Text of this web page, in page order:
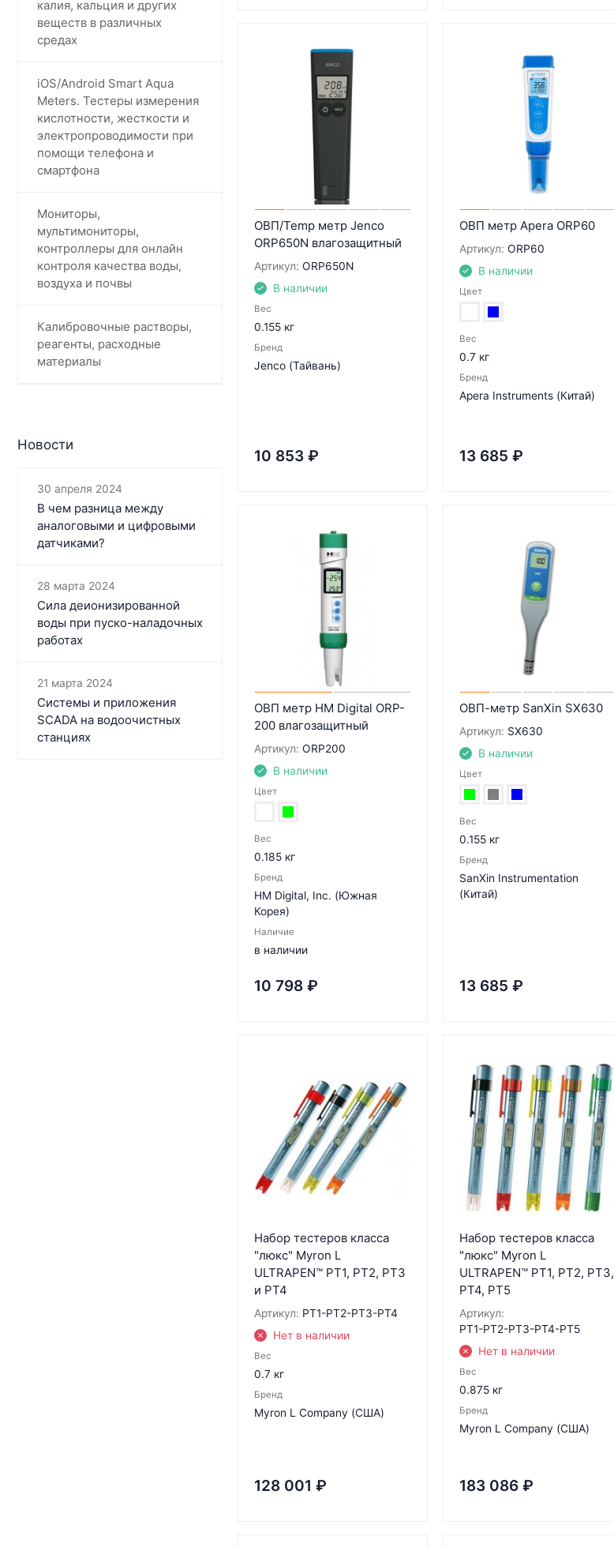
калия, кальция и других
веществ в различных
средах
iOS/Android Smart Aqua
Meters. Тестеры измерения
кислотности, жесткости и
электропроводимости при
помощи телефона и
смартфона
Мониторы,
мультимониторы,
контроллеры для онлайн
контроля качества воды,
воздуха и почвы
Калибровочные растворы,
реагенты, расходные
материалы
Новости
30 апреля 2024
В чем разница между
аналоговыми и цифровыми
датчиками?
28 марта 2024
Сила деионизированной
воды при пуско-наладочных
работах
21 марта 2024
Системы и приложения
SCADA на водоочистных
станциях
ОВП/Temp метр Jenco
ORP650N влагозащитный
Артикул: ORP650N
В наличии
Вес
0.155 кг
Бренд
Jenco (Тайвань)
10 853 ₽
ОВП метр Apera ORP60
Артикул: ORP60
В наличии
Цвет
Вес
0.7 кг
Бренд
Apera Instruments (Китай)
13 685 ₽
ОВП метр HM Digital ORP-
200 влагозащитный
Артикул: ORP200
В наличии
Цвет
Вес
0.185 кг
Бренд
HM Digital, Inc. (Южная
Корея)
Наличие
в наличии
10 798 ₽
ОВП-метр SanXin SX630
Артикул: SX630
В наличии
Цвет
Вес
0.155 кг
Бренд
SanXin Instrumentation
(Китай)
13 685 ₽
Набор тестеров класса
"люкс" Myron L
ULTRAPEN™ PT1, PT2, PT3
и PT4
Артикул: PT1-PT2-PT3-PT4
Нет в наличии
Вес
0.7 кг
Бренд
Myron L Company (США)
128 001 ₽
Набор тестеров класса
"люкс" Myron L
ULTRAPEN™ PT1, PT2, PT3,
PT4, PT5
Артикул:
PT1-PT2-PT3-PT4-PT5
Нет в наличии
Вес
0.875 кг
Бренд
Myron L Company (США)
183 086 ₽